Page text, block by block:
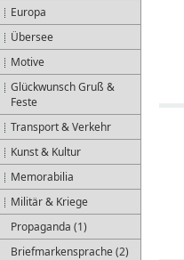
Europa
Übersee
Motive
Glückwunsch Gruß &
Feste
Transport & Verkehr
Kunst & Kultur
Memorabilia
Militär & Kriege
Propaganda (1)
Briefmarkensprache (2)